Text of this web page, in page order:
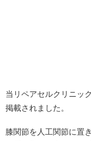
当リペアセルクリニッ
掲載されました。
膝関節を人工関節に置